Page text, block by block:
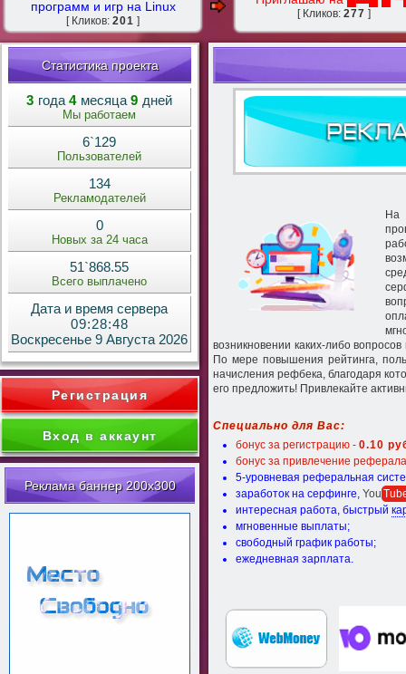
программ и игр на Linux
[ Кликов: 201 ]
[ Кликов: 277 ]
Статистика проекта
3 года 4 месяца 9 дней
Мы работаем
6`129
Пользователей
134
Рекламодателей
0
Новых за 24 часа
51`868.55
Всего выплачено
Дата и время сервера
09:28:49
Воскресенье 9 Августа 2026
Регистрация
Вход в аккаунт
Реклама баннер 200x300
На
возникновении каких-либо
По мере повышения рейтинга,
начисления рефбека, благодаря
его предложить! Привлекайте
Специально для Вас:
бонус за регистрацию - 0.10
бонус за привлечение
5-уровневая реферальная
заработок на серфинге, You
интересная работа, быстрый
мгновенные выплаты;
свободный график работы;
ежедневная зарплата.